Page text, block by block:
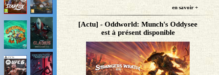
en savoir +
[Actu] - Oddworld: Munch's Oddysee
est à présent disponible